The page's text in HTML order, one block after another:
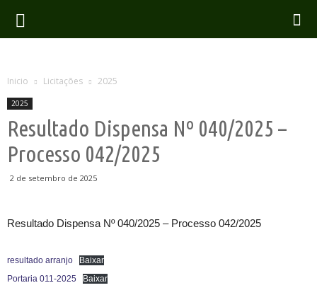
Inicio Licitações 2025
2025
Resultado Dispensa Nº 040/2025 –
Processo 042/2025
2 de setembro de 2025
Resultado Dispensa Nº 040/2025 – Processo 042/2025
resultado arranjo
Baixar
Portaria 011-2025
Baixar